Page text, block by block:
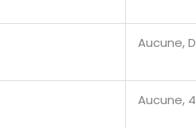
Aucune,
Aucune,